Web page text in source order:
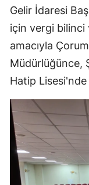
Gelir İdaresi
için vergi bilinci
amacıyla
Müdürlüğünce,
Hatip Lisesi'nde